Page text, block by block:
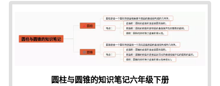
圆柱与圆锥的知识笔记六年级下册